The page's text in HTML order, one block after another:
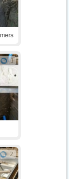
1
2